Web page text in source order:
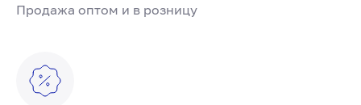
Продажа оптом и в розницу